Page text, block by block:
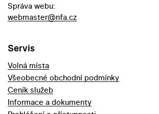
Správa webu:
webmaster@nfa.cz
Servis
Volná místa
Všeobecné obchodní podmínky
Ceník služeb
Informace a dokumenty